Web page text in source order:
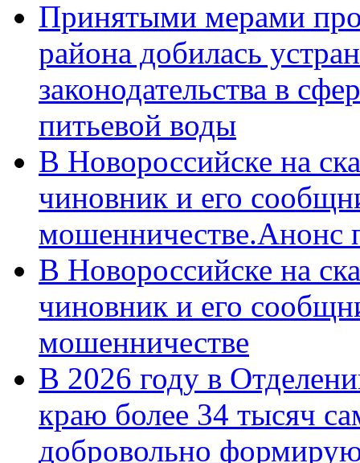
Принятыми мерами
района добилась
законодательства в
питьевой воды
В Новороссийске на
чиновник и его
мошенничестве.Анонс
В Новороссийске на
чиновник и его
мошенничестве
В 2026 году в
краю более 34 тысяч
добровольно